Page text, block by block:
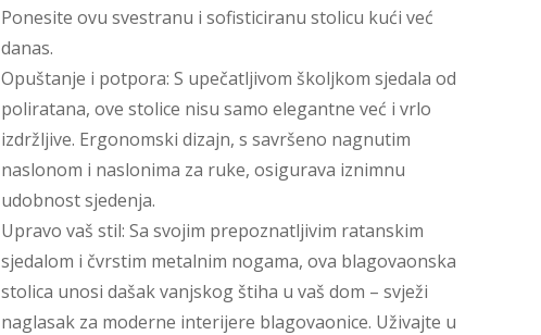
Ponesite ovu svestranu i sofisticiranu stolicu kući već
danas.
Opuštanje i potpora: S upečatljivom školjkom sjedala od
poliratana, ove stolice nisu samo elegantne već i vrlo
izdržljive. Ergonomski dizajn, s savršeno nagnutim
naslonom i naslonima za ruke, osigurava iznimnu
udobnost sjedenja.
Upravo vaš stil: Sa svojim prepoznatljivim ratanskim
sjedalom i čvrstim metalnim nogama, ova blagovaonska
stolica unosi dašak vanjskog štiha u vaš dom – svježi
naglasak za moderne interijere blagovaonice. Uživajte u